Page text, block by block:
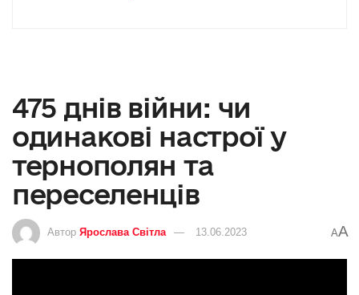
475 днів війни: чи
одинакові настрої у
тернополян та
переселенців
Автор Ярослава Світла 13.06.2023 AA